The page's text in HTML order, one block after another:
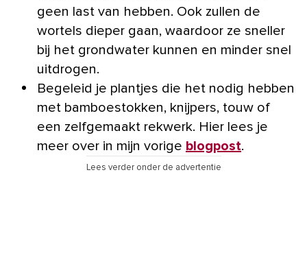
geen last van hebben. Ook zullen de
wortels dieper gaan, waardoor ze sneller
bij het grondwater kunnen en minder snel
uitdrogen.
Begeleid je plantjes die het nodig hebben
met bamboestokken, knijpers, touw of
een zelfgemaakt rekwerk. Hier lees je
meer over in mijn vorige blogpost.
Lees verder onder de advertentie